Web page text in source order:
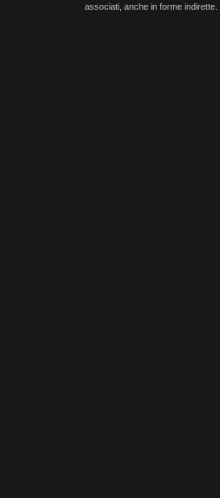
associati, anche in forme indirette.